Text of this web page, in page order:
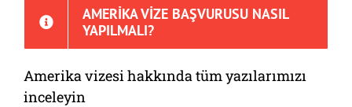
AMERIKA VIZE BAŞVURUSU NASIL
YAPILMALI?
Amerika vizesi hakkında tüm yazılarımızı
inceleyin